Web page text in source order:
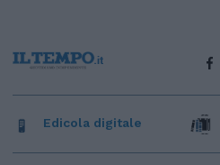
Edicola digitale